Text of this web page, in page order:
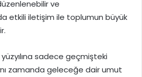
ve
etkili iletişim ile toplumun büyük
yüzyılına sadece geçmişteki
zamanda geleceğe dair umut